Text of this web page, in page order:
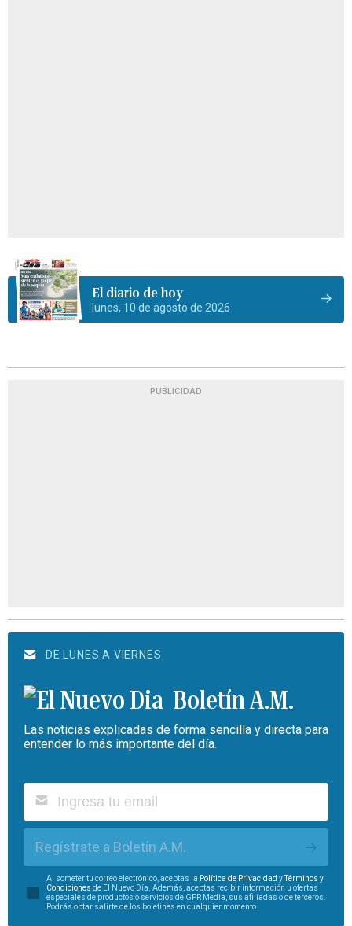
El diario de hoy
lunes, 10 de agosto de 2026
PUBLICIDAD
DE LUNES A VIERNES
Boletín A.M.
Las noticias explicadas de forma sencilla y directa para
entender lo más importante del día.
Regístrate a Boletín A.M.
Al someter tu correo electrónico, aceptas la Política de Privacidad yTérminos y
Condiciones de El Nuevo Día. Además, aceptas recibir información u ofertas
especiales de productos o servicios de GFR Media, sus afiliadas o de terceros.
Podrás optar salirte de los boletines en cualquier momento.